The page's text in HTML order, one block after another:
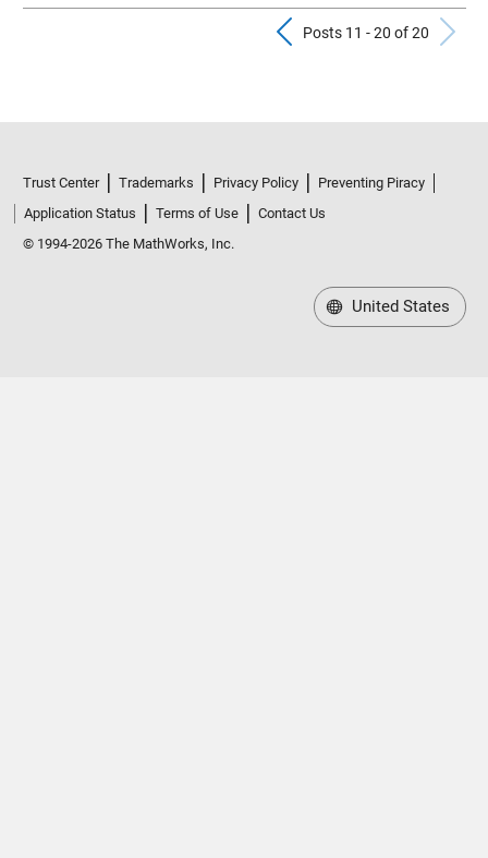
Previous
Posts 11 - 20 of 20
Trust Center Trademarks Privacy Policy
Preventing Piracy
Application Status
Terms of Use
Contact Us
© 1994-2026 The MathWorks, Inc.
United States